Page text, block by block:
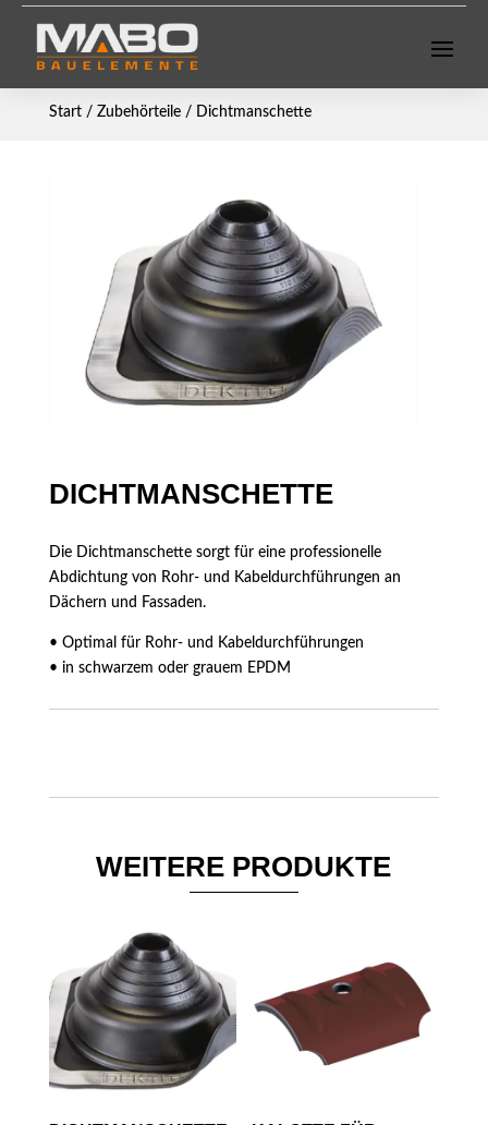
Start/ Zubehörteile/ Dichtmanschette
DICHTMANSCHETTE
Die Dichtmanschette sorgt für eine professionelle
Abdichtung von Rohr- und Kabeldurchführungen an
Dächern und Fassaden.
• Optimal für Rohr- und Kabeldurchführungen
• in schwarzem oder grauem EPDM
WEITERE PRODUKTE